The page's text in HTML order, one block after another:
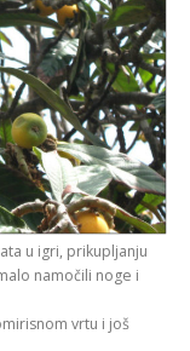
u igri, prikupljanju
namočili noge i
vrtu i još